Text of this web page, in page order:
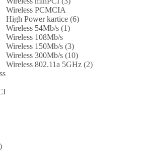
Wireless PCMCIA
High Power kartice (6)
Wireless 54Mb/s (1)
Wireless 108Mb/s
Wireless 150Mb/s (3)
Wireless 300Mb/s (10)
Wireless 802.11a 5GHz (2)